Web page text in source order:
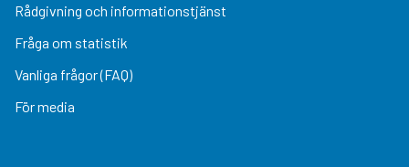
Rådgivning och informationstjänst
Fråga om statistik
Vanliga frågor (FAQ)
För media